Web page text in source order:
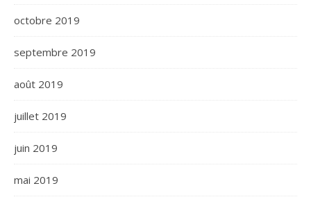
octobre 2019
septembre 2019
août 2019
juillet 2019
juin 2019
mai 2019